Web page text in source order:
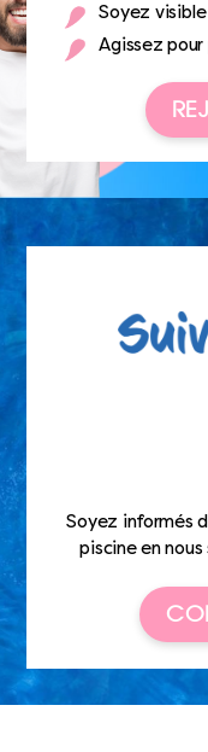
Soyez visible
Agissez
Soyez informés
piscine en